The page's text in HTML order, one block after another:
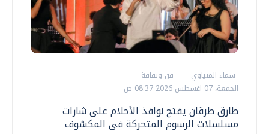
سماء المنياوي
فن وثقافة
الجمعة، 07 اغسطس 2026 08:37 ص
طارق طرقان يفتح نوافذ الأحلام على شارات
مسلسلات الرسوم المتحركة فى المكشوف